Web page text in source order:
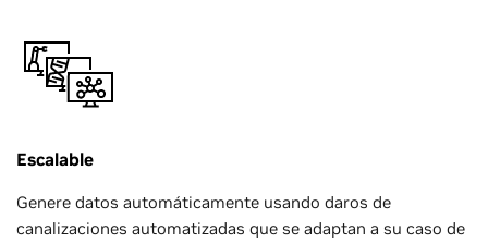
Escalable
Genere datos automáticamente usando daros de
canalizaciones automatizadas que se adaptan a su caso de